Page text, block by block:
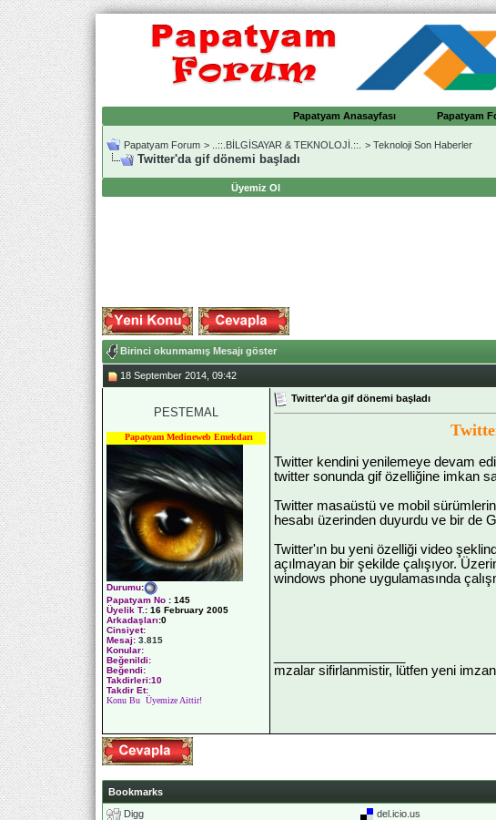
Papatyam Anasayfası Papatyam
Papatyam Forum > ..::.BİLGİSAYAR & TEKNOLOJİ.::. > Teknoloji Son Haberler
Twitter'da gif dönemi başladı
Üyemiz Ol
Birinci okunmamış Mesajı göster
18 September 2014, 09:42
PESTEMAL
Papatyam Medineweb Emekdarı
Durumu:
Papatyam No : 145
Üyelik T.: 16 February 2005
Arkadaşları:0
Cinsiyet:
Mesaj: 3.815
Konular:
Beğenildi:
Beğendi:
Takdirleri:10
Takdir Et:
Konu Bu Üyemize Aittir!
Twitter'da gif dönemi başladı
Twitter kendini yenilemeye devam
twitter sonunda gif özelliğine imkan
Twitter masaüstü ve mobil
hesabı üzerinden duyurdu ve bir de
Twitter'ın bu yeni özelliği video
açılmayan bir şekilde çalışıyor.
windows phone uygulamasında
mzalar sifirlanmistir, lütfen yeni
Bookmarks
Digg
del.icio.us